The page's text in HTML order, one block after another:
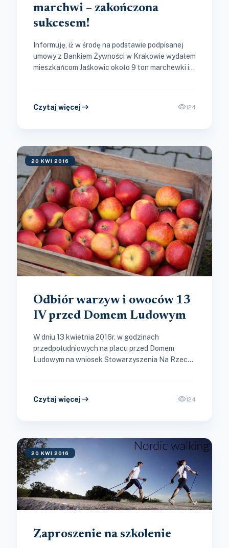
marchwi – zakończona
sukcesem!
Informuję, iż w środę na podstawie podpisanej
umowy z Bankiem Żywności w Krakowie wydałem
mieszkańcom Jaśkowic około 9 ton marchewki i 9
Czytaj więcej arrow_right_alt visibility124
20 KWI 2016
Odbiór warzyw i owoców 13
IV przed Domem Ludowym
W dniu 13 kwietnia 2016r. w godzinach
przedpołudniowych na placu przed Domem
Ludowym na wniosek Stowarzyszenia Na Rzecz
Czytaj więcej arrow_right_alt visibility124
20 KWI 2016
Zaproszenie na szkolenie